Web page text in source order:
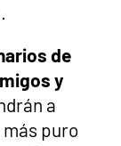
.
de
y
a
puro